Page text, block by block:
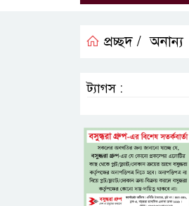
প্রচ্ছদ / অনান্য
ট্যাগস :